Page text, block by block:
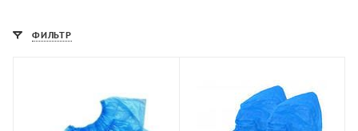
ФИЛЬТР